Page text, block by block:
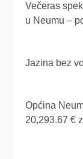
Večeras
u Neumu –
Jazina bez
Općina
20,293.67 €